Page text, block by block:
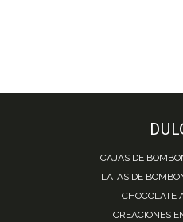
CAJAS DE
LATAS DE
CHOCOLATE
CREACIONES